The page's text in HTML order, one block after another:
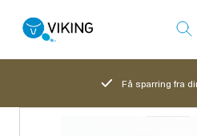
Log ind med
Få sparring fra